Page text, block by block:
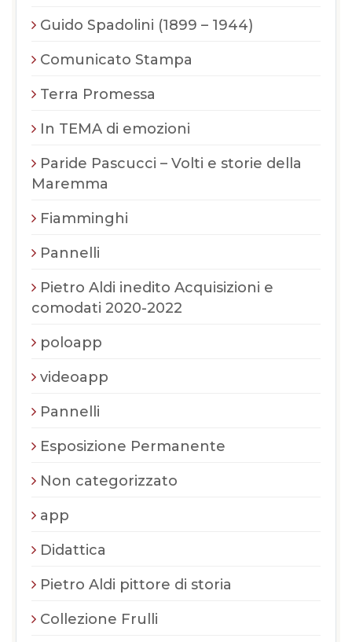
Guido Spadolini (1899 – 1944)
Comunicato Stampa
Terra Promessa
In TEMA di emozioni
Paride Pascucci – Volti e storie della
Maremma
Fiamminghi
Pannelli
Pietro Aldi inedito Acquisizioni e
comodati 2020-2022
poloapp
videoapp
Pannelli
Esposizione Permanente
Non categorizzato
app
Didattica
Pietro Aldi pittore di storia
Collezione Frulli